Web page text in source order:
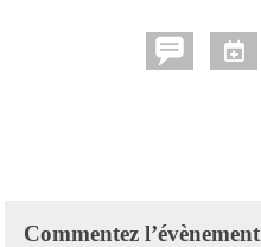
Commentez l’évènement